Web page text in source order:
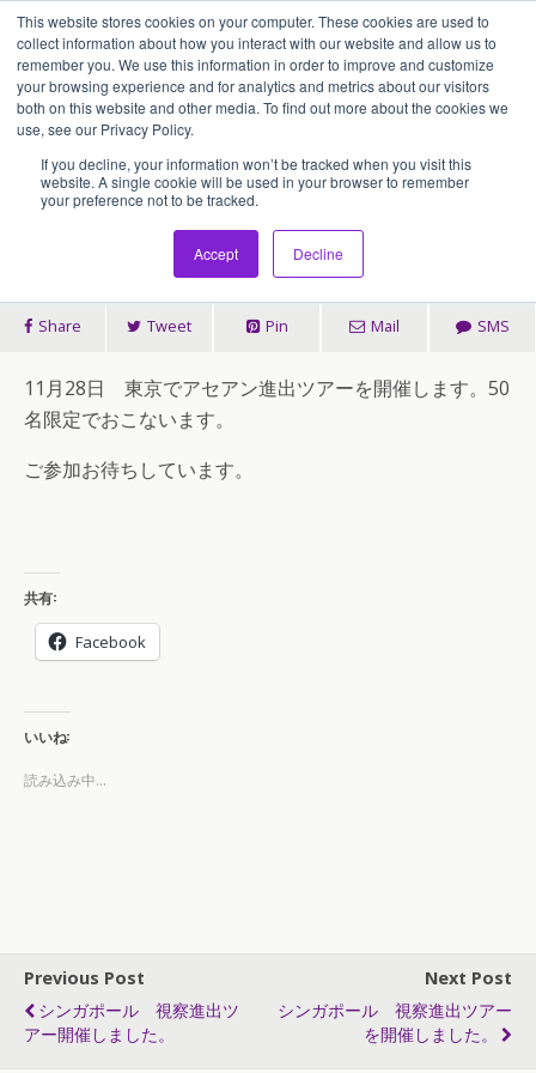
This website stores cookies on your computer. These cookies are used to
collect information about how you interact with our website and allow us to
remember you. We use this information in order to improve and customize
your browsing experience and for analytics and metrics about our visitors
both on this website and other media. To find out more about the cookies we
use, see our Privacy Policy.
If you decline, your information won’t be tracked when you visit this
website. A single cookie will be used in your browser to remember
your preference not to be tracked.
Accept Decline
アセンティア・ホールディングス(AssentiaHoldings)
11月28日 アセアン進出セミナー
（東京）開催します！
Share Tweet Pin Mail SMS
11月28日 東京でアセアン進出ツアーを開催します。50
名限定でおこないます。
ご参加お待ちしています。
共有:
Facebook
いいね:
読み込み中...
Previous Post
シンガポール 視察進出ツ
アー開催しました。
Next Post
シンガポール 視察進出ツアー
を開催しました。